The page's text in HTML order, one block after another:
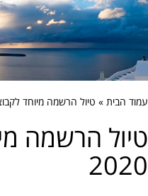
עמוד הבית » טיול הרשמה מיוחד
טיול הרשמה
2020